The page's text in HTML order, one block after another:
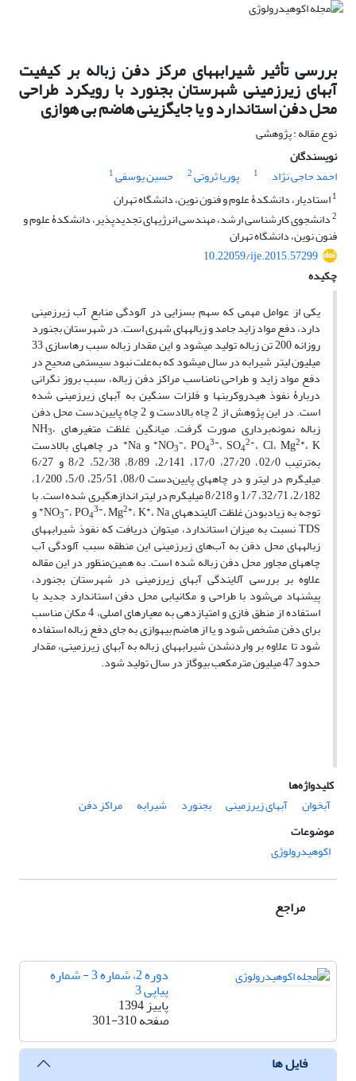
بررسی تأثیر شیرابه‏های مرکز دفن زباله بر کیفیت
آب‏های زیرزمینی شهرستان بجنورد با رویکرد طراحی
محل دفن استاندارد و یا جایگزینی هاضم بی‏ هوازی
نوع مقاله : پژوهشی
نویسندگان
احمد حاجی نژاد
1 پوریا ثروتی2 حسین یوسفی1
1استادیار، دانشکدۀ علوم و فنون نوین، دانشگاه تهران
2دانشجوی کارشناسی ارشد، مهندسی انرژی‏های تجدیدپذیر، دانشکدۀ علوم و
فنون نوین، دانشگاه تهران
10.22059/ije.2015.57299
چکیده
یکی از عوامل‏ مهمی که سهم بسزایی در آلودگی منابع آب زیرزمینی
دارد، دفع مواد زاید جامد و زباله‏های شهری است. در شهرستان بجنورد
روزانه 200 تن زباله تولید می‏شود و این مقدار زباله سبب رهاسازی 33
میلیون لیتر شیرابه در سال می‏شود که به‌علت نبود سیستمی صحیح در
دفع مواد زاید و طراحی نامناسب مراکز دفن زباله، سبب بروز نگرانی
دربارۀ نفوذ هیدروکربن‏ها و فلزات سنگین به آب‏های زیرزمینی شده‏
است. در این پژوهش از 2 چاه بالادست و 2 چاه پایین‌دست محل دفن
زباله نمونه‌برداری صورت گرفت. میانگین غلظت متغیرهای NH 3،
NO3-، PO43-، SO42-، Cl، Mg2+، K +و Na + در چاه‏های بالا‌دست
به‌ترتیب 02/0، 27/20، 17/0، 2/141، 8/89، 52/38، 8/2 و 6/27
میلی‏گرم در لیتر و در چاه‏های پایین‌دست 08/0، 25/51، 5/0، 1/200،
2/182، 32/71، 1/7 و 8/218 میلی‏گرم در لیتر اندازه‏گیری شده است. با
توجه به زیاد‌بودن غلظت آلاینده‏های NO 3-، PO43-، Mg2+، K+، Na +و
TDS نسبت به میزان استاندارد، می‏توان دریافت که نفوذ شیرابه‏های
زباله‏های محل دفن به آب‌های زیرزمینی این منطقه سبب آلودگی آب
چاه‏های مجاور محل دفن زباله شده است. به همین‌منظور در این مقاله
علاوه بر بررسی آلایندگی آب‏های زیرزمینی در شهرستان بجنورد،
پیشنهاد می‌شود با طراحی و مکان‏یابی محل دفن استاندارد جدید با
استفاده از منطق فازی و امتیازدهی به معیارهای اصلی، 4 مکان مناسب
برای دفن مشخص شود‌ و یا از هاضم بی‏هوازی به جای دفع زباله استفاده
شود تا علاوه بر واردنشدن شیرابه‏های زباله به آب‏های زیرزمینی، مقدار
حدود 47 میلیون متر‌مکعب بیوگاز در سال تولید شود.
کلیدواژه‌ها
آبخوان
آب‏های زیرزمینی‌‌ بجنورد‌ شیرابه
مراکز دفن
موضوعات
اکوهیدرولوژی
مراجع
دوره 2، شماره 3 - شماره
پیاپی 3
پاییز 1394
صفحه301-310
فایل ها